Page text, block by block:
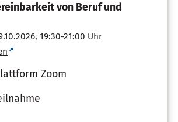
von Beruf und
19:30-21:00 Uhr
Zoom